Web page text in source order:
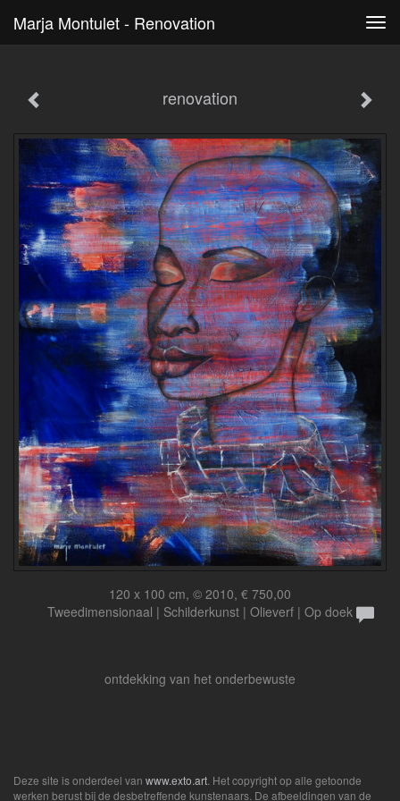
Marja Montulet - Renovation
renovation
120 x 100 cm, © 2010, € 750,00
Tweedimensionaal | Schilderkunst | Olieverf | Op doek
ontdekking van het onderbewuste
Deze site is onderdeel van www.exto.art . Het copyright op alle getoonde
werken berust bij de desbetreffende kunstenaars. De afbeeldingen van de